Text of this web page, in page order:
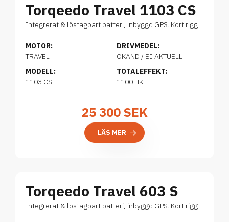
Torqeedo Travel 1103 CS
Integrerat & löstagbart batteri, inbyggd GPS. Kort rigg
MOTOR:
TRAVEL
MODELL:
1103 CS
DRIVMEDEL:
OKÄND / EJ AKTUELL
TOTALEFFEKT:
1100 HK
25 300SEK
LÄS MER
Torqeedo Travel 603 S
Integrerat & löstagbart batteri, inbyggd GPS. Kort rigg